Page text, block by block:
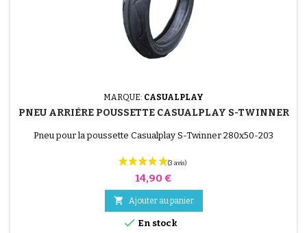
MARQUE: CASUALPLAY
PNEU ARRIÈRE POUSSETTE CASUALPLAY S-TWINNER
Pneu pour la poussette Casualplay S-Twinner 280x50-203
Prix
14,90 €
 Ajouter au panier
 En stock